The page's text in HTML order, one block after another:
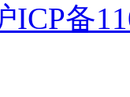
ICP备